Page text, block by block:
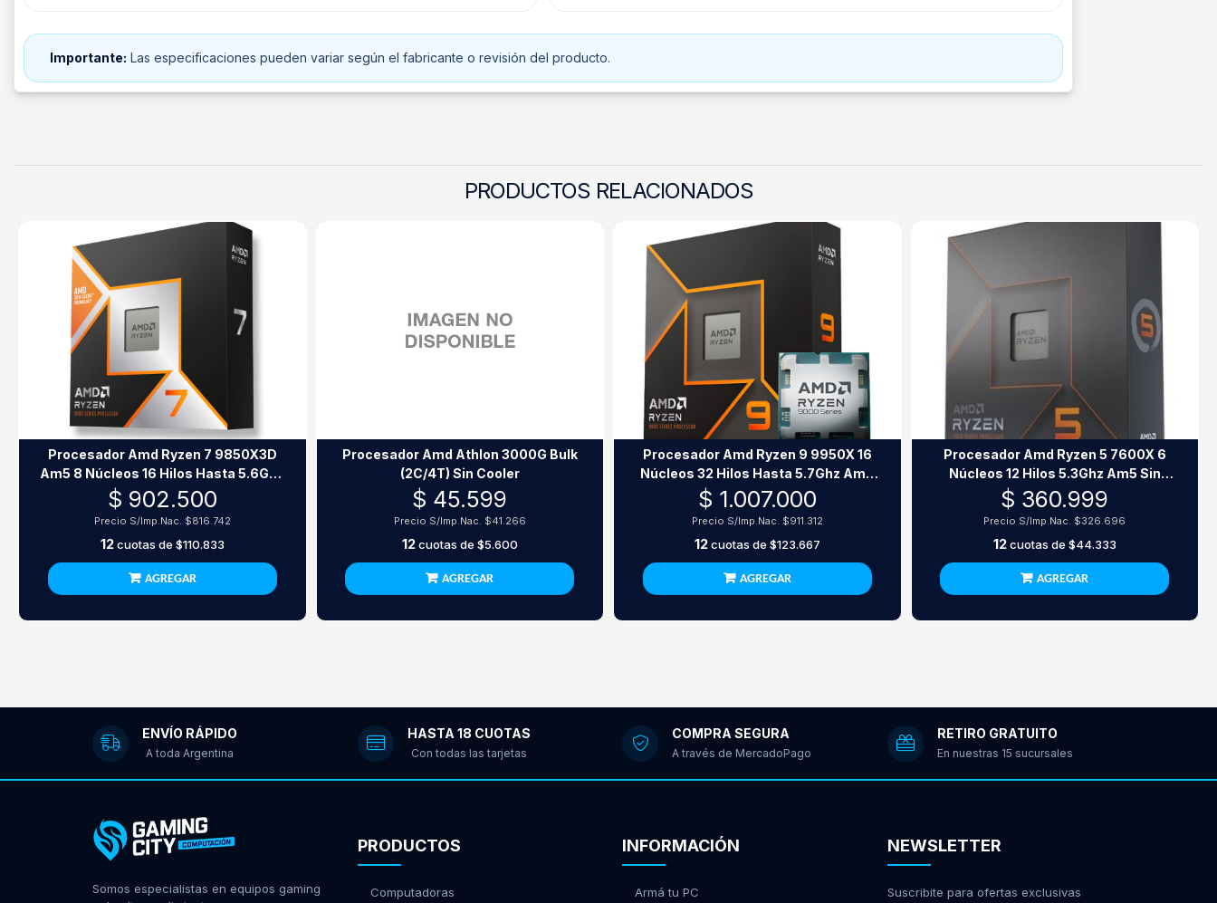
Importante: Las especificaciones pueden variar según el fabricante o revisión del producto.
PRODUCTOS RELACIONADOS
Procesador Amd Ryzen 7 9850X3D
Am5 8 Núcleos 16 Hilos Hasta 5.6Ghz
Sin Cooler
$ 902.500
Precio S/Imp.Nac. $816.742
12cuotas de $110.833
AGREGAR
Procesador Amd Athlon 3000G Bulk
(2C/4T) Sin Cooler
$ 45.599
Precio S/Imp.Nac. $41.266
12cuotas de $5.600
AGREGAR
Procesador Amd Ryzen 9 9950X 16
Núcleos 32 Hilos Hasta 5.7Ghz Am5
Sin Cooler
$ 1.007.000
Precio S/Imp.Nac. $911.312
12cuotas de $123.667
AGREGAR
Procesador Amd Ryzen 5 7600X 6
Núcleos 12 Hilos 5.3Ghz Am5 Sin
Cooler
$ 360.999
Precio S/Imp.Nac. $326.696
12cuotas de $44.333
AGREGAR
ENVÍO RÁPIDO
A toda Argentina
HASTA 18 CUOTAS
Con todas las tarjetas
COMPRA SEGURA
A través de MercadoPago
RETIRO GRATUITO
En nuestras 15 sucursales
Somos especialistas en equipos gaming
PRODUCTOS
Computadoras
INFORMACIÓN
Armá tu PC
NEWSLETTER
Suscribite para ofertas exclusivas